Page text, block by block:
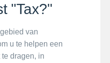
"Tax?"
van
u te helpen een
dragen, in